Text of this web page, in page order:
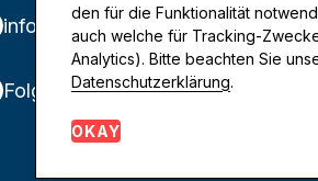
info@swissdrink.net
Folgen Sie uns auf LinkedIn
den für die Funktionalität
auch welche für Tracking-
Analytics). Bitte beachten Sie
Datenschutzerklärung.
OKAY